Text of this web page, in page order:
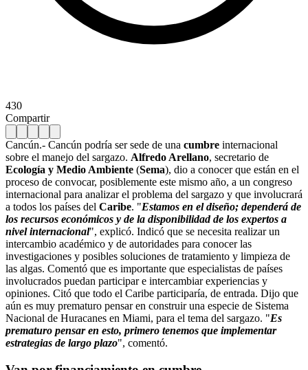
430
Compartir
Cancún.- Cancún podría ser sede de una cumbre internacional
sobre el manejo del sargazo. Alfredo Arellano, secretario de
Ecología y Medio Ambiente (Sema), dio a conocer que están en el
proceso de convocar, posiblemente este mismo año, a un congreso
internacional para analizar el problema del sargazo y que involucrará
a todos los países del Caribe. "Estamos en el diseño; dependerá de
los recursos económicos y de la disponibilidad de los expertos a
nivel internacional", explicó. Indicó que se necesita realizar un
intercambio académico y de autoridades para conocer las
investigaciones y posibles soluciones de tratamiento y limpieza de
las algas. Comentó que es importante que especialistas de países
involucrados puedan participar e intercambiar experiencias y
opiniones. Citó que todo el Caribe participaría, de entrada. Dijo que
aún es muy prematuro pensar en construir una especie de Sistema
Nacional de Huracanes en Miami, para el tema del sargazo. "Es
prematuro pensar en esto, primero tenemos que implementar
estrategias de largo plazo", comentó.